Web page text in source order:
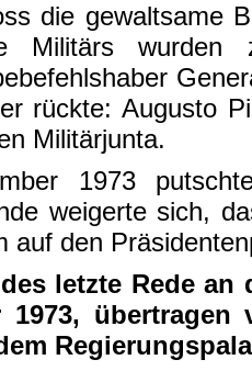
die gewaltsame
Militärs
rückte: Augusto
Militärjunta.
1973
weigerte sich,
auf den
letzte Rede an
1973,